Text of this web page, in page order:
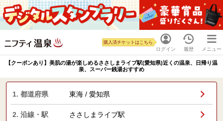
ログイン
購入済チケットはこちら
履歴 メニュー
【クーポンあり】美肌の湯が楽しめるささしまライブ駅(愛知県)近くの温泉、日帰り温
泉、スーパー銭湯おすすめ
1. 都道府県 東海 / 愛知県
2. 沿線・駅 ささしまライブ駅